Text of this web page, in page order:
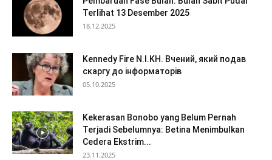
Terlihat 13 Desember 2025
18.12.2025
Kennedy Fire N.I.KH. Вчений, який подав
скаргу до інформаторів
05.10.2025
Kekerasan Bonobo yang Belum Pernah
Terjadi Sebelumnya: Betina Menimbulkan
Cedera Ekstrim...
23.11.2025